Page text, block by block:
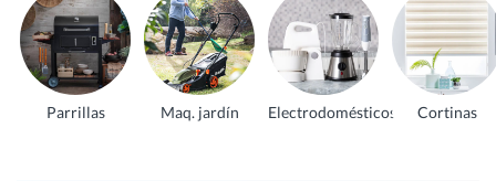
Parrillas Maq. jardín Electrodomésticos Cortinas